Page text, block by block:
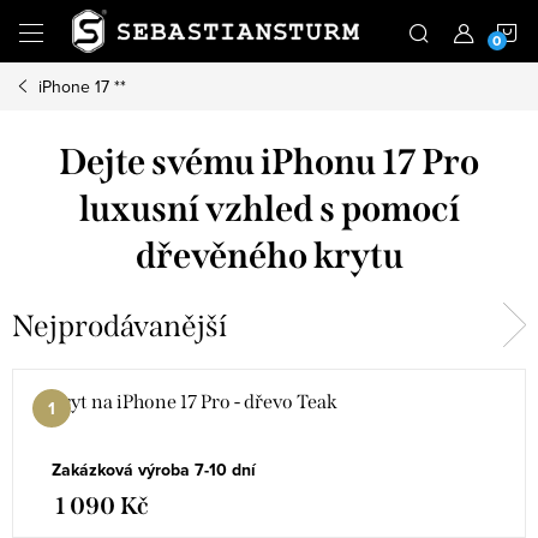
obsah
iPhone 17 **
Dejte svému iPhonu 17 Pro
luxusní vzhled s pomocí
dřevěného krytu
Nejprodávanější
kryt na iPhone 17 Pro - dřevo Teak
Zakázková výroba 7-10 dní
1 090 Kč